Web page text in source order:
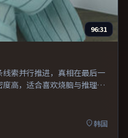
96:31
索并行推进，真相在最后一
高，适合喜欢烧脑与推理的
韩国